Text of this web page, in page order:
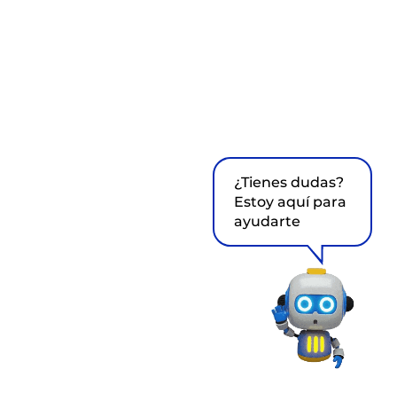
¿Tienes dudas?
Estoy aquí para
ayudarte